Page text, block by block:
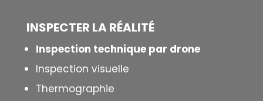
INSPECTER LA RÉALITÉ
Inspection technique par drone
Inspection visuelle
Thermographie